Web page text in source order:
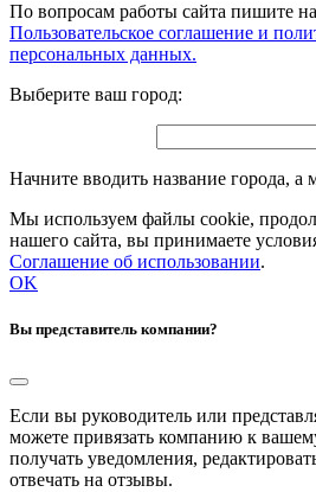
По вопросам работы сайта пишите на
Пользовательское соглашение и
персональных данных.
Выберите ваш город:
Начните вводить название города,
Мы используем файлы cookie,
нашего сайта, вы принимаете
Соглашение об использовании.
OK
Вы представитель компании?
Если вы руководитель или
можете привязать компанию к
получать уведомления,
отвечать на отзывы.